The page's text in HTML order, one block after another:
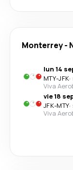
Monterrey-
lun 14
MTY-JFK·
Viva
vie 18
JFK-MTY·
Viva